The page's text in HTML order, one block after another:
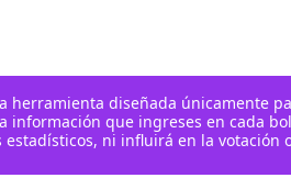
herramienta diseñada únicamente
información que ingreses en cada
estadísticos, ni influirá en la votación